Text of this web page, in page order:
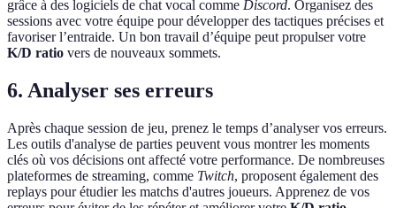
grâce à des logiciels de chat vocal comme Discord. Organisez des
sessions avec votre équipe pour développer des tactiques précises et
favoriser l’entraide. Un bon travail d’équipe peut propulser votre
K/D ratio vers de nouveaux sommets.
6. Analyser ses erreurs
Après chaque session de jeu, prenez le temps d’analyser vos erreurs.
Les outils d'analyse de parties peuvent vous montrer les moments
clés où vos décisions ont affecté votre performance. De nombreuses
plateformes de streaming, comme Twitch, proposent également des
replays pour étudier les matchs d'autres joueurs. Apprenez de vos